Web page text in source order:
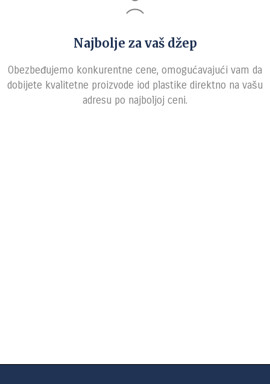
Najbolje za vaš džep
Obezbeđujemo konkurentne cene, omogućavajući vam da
dobijete kvalitetne proizvode iod plastike direktno na vašu
adresu po najboljoj ceni.